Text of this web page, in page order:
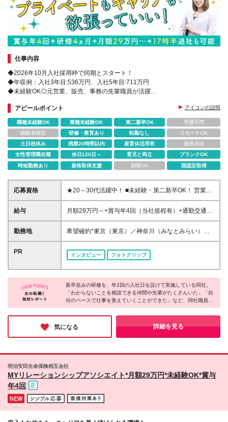
仕事内容
◆2026年10月入社採用枠で同期とスタート！
◆年収例：入社3年目:536万円、入社5年目:711万円
◆未経験OK◎元営業、販売、事務の先輩職員が活躍
アピールポイント
アイコンの説明
職種未経験OK 業種未経験OK 第二新卒OK
学歴不問
経験者限定
研修・教育あり 転勤なし
リモートOK
土日祝休み
残業20時間以内 産育休活用有
服装自由
女性管理職在籍
休日120日～ 育児と両立
ブランクOK
時短勤務あり
資格取得支援 副業OK 国認定取得
応募資格
★20～30代活躍中！ ■未経験・第二新卒OK！ 営業
職・保険・金融業界の経験がない方も大歓迎です！ ■
大学・大学院または短期大学を卒業した方で2026年
方 ★ひとつでも当てはまる方は大歓迎★ □長期的に正
職員で働ける会社を探している □未経験から専門知識
制度が整っている会社で成長したい □仕事とプライベ
給与
月額29万円～+賞与年4回（当社規程有）+通勤交通費
補助（当社所定の条件有） ※業務遂行に伴う交通費な
どの活動経費は原則会社が支給(当社規程有) ※入社後
算は時間外勤務手当として支給 時間外労働の有無に
る場合は、別途時間外勤務手当を支給 ＼*･ MYリレー
ションシップアソシエイトの給与体系について･*／ 完
全歩合制ではなく、安定的な支給部分があるので、
で、収入面で不安を抱えずに安定して稼げる環境です
♪ ＼*･ FPの資格取得で手当を支給 ･*／ ・FP2級：
円支給※当社登録後に当該資格をはじめて取得した者
が対象 ＼*･ その他 ･*／ *雇用形態は正職員となりま
定める条件有 *各種制度については2026年3月現在の
ものであり、将来変更になる場合があります *試用期
間はありません
勤務地
希望確約*東京（東京）／神奈川（みなとみらい）／
愛知（栄・豊田市）／大阪（肥後橋）／福岡（天神）
※ご希望の勤務地を確約します ※面接は希望勤務地も
しくはその周辺で行ないます ※(変更の範囲)上記を除
く当社関連勤務地
PR
インタビュー フォトクリップ
新卒並みの研修を、年2回の入社日を設けて実施している同社。
「わからないことを相談できる仲間や先輩がたくさんいた」「自
分のペースで仕事を覚えていくことができた」など、同社職員の
方々の声を聞くと、安心して成長している様子が伺えました。
キャリアパスも豊富なうえに、育児や介護と両立する方も多く、
周囲の理解があるのでオフも大切にしながら長く働ける環境だと
実感しました。
気になる 詳細を見る
明治安田生命保険相互会社
MYリレーションシップアソシエイト*月額29万円*未経験OK*賞与
年4回